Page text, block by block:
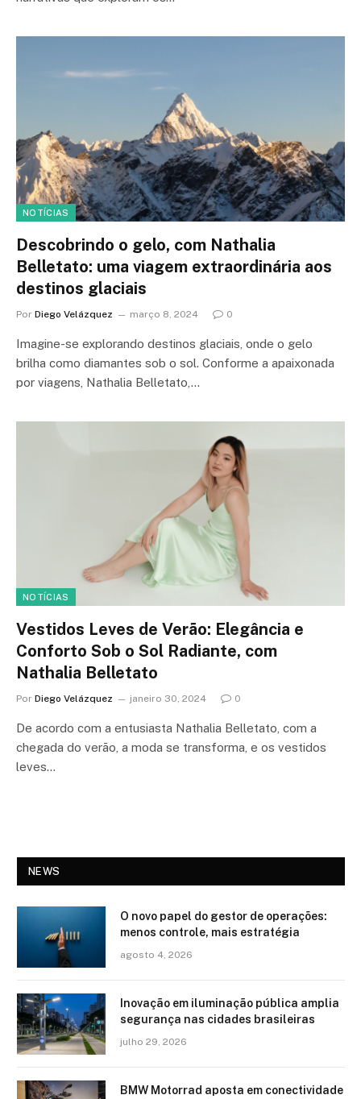
NOTÍCIAS
Descobrindo o gelo, com Nathalia
Belletato: uma viagem extraordinária aos
destinos glaciais
Por Diego Velázquez março 8, 2024 0
Imagine-se explorando destinos glaciais, onde o gelo
brilha como diamantes sob o sol. Conforme a apaixonada
por viagens, Nathalia Belletato,…
NOTÍCIAS
Vestidos Leves de Verão: Elegância e
Conforto Sob o Sol Radiante, com
Nathalia Belletato
Por Diego Velázquez janeiro 30, 2024 0
De acordo com a entusiasta Nathalia Belletato, com a
chegada do verão, a moda se transforma, e os vestidos
leves…
NEWS
O novo papel do gestor de operações:
menos controle, mais estratégia
agosto 4, 2026
Inovação em iluminação pública amplia
segurança nas cidades brasileiras
julho 29, 2026
BMW Motorrad aposta em conectividade